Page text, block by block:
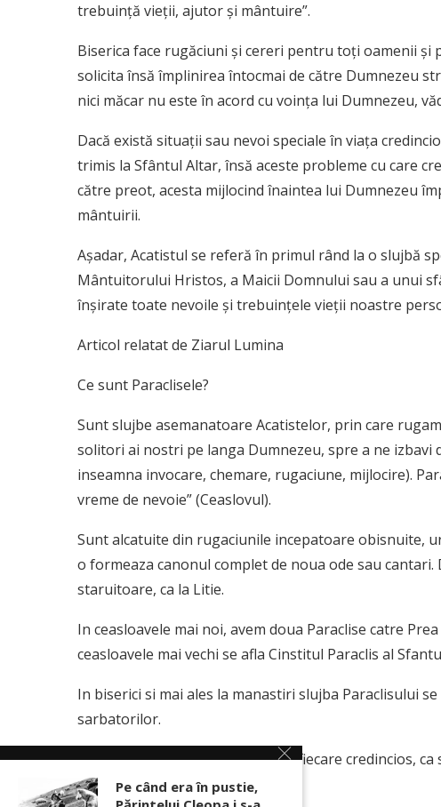
trebuinţă vieţii, ajutor şi mântuire”.
Biserica face rugăciuni şi cereri pentru toţi oamenii
solicita însă împlinirea întocmai de către Dumnezeu
nici măcar nu este în acord cu voinţa lui Dumnezeu,
Dacă există situaţii sau nevoi speciale în viaţa
trimis la Sfântul Altar, însă aceste probleme cu care
către preot, acesta mijlocind înaintea lui Dumnezeu
mântuirii.
Aşadar, Acatistul se referă în primul rând la o slujbă
Mântuitorului Hristos, a Maicii Domnului sau a unui
înşirate toate nevoile şi trebuinţele vieţii noastre
Articol relatat de Ziarul Lumina
Ce sunt Paraclisele?
Sunt slujbe asemanatoare Acatistelor, prin care
solitori ai nostri pe langa Dumnezeu, spre a ne izbavi
inseamna invocare, chemare, rugaciune, mijlocire).
vreme de nevoie” (Ceaslovul).
Sunt alcatuite din rugaciunile incepatoare obisnuite,
o formeaza canonul complet de noua ode sau cantari.
staruitoare, ca la Litie.
In ceasloavele mai noi, avem doua Paraclise catre
ceasloavele mai vechi se afla Cinstitul Paraclis al
In biserici si mai ales la manastiri slujba Paraclisului
sarbatorilor.
Paraclisele se pot citi si acasa, de fiecare credincios, ca
Sursa: crestinortodox.ro
Pe când era în pustie,